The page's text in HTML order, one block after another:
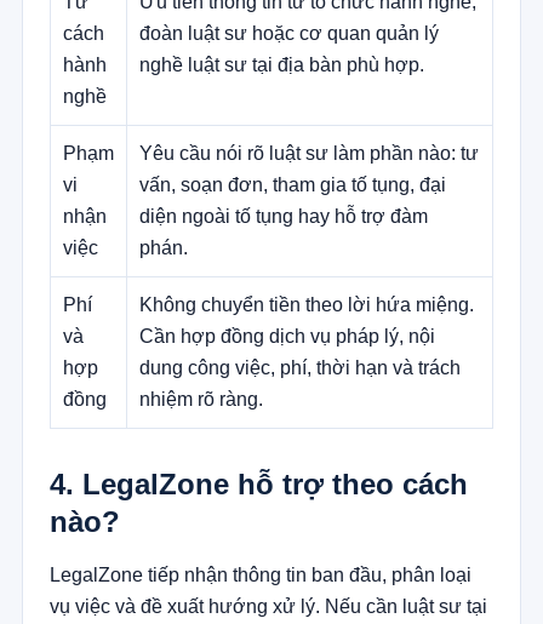
cách
hành
nghề
đoàn luật sư hoặc cơ quan quản lý
nghề luật sư tại địa bàn phù hợp.
Phạm
vi
nhận
việc
Yêu cầu nói rõ luật sư làm phần nào: tư
vấn, soạn đơn, tham gia tố tụng, đại
diện ngoài tố tụng hay hỗ trợ đàm
phán.
Phí
và
hợp
đồng
Không chuyển tiền theo lời hứa miệng.
Cần hợp đồng dịch vụ pháp lý, nội
dung công việc, phí, thời hạn và trách
nhiệm rõ ràng.
4. LegalZone hỗ trợ theo cách
nào?
LegalZone tiếp nhận thông tin ban đầu, phân loại
vụ việc và đề xuất hướng xử lý. Nếu cần luật sư tại